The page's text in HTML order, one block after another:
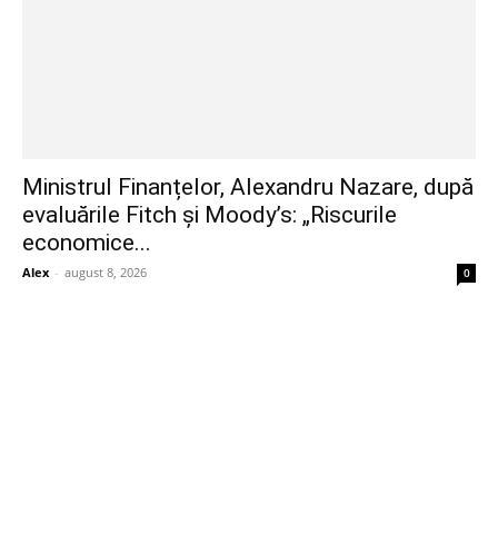
Ministrul Finanțelor, Alexandru Nazare, după
evaluările Fitch și Moody’s: „Riscurile
economice...
Alex - august 8, 2026 0